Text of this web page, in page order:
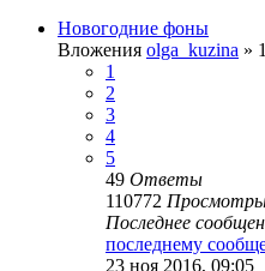
Новогодние фоны
Вложения olga_kuzina »
1
2
3
4
5
49 Ответы
110772
Последнее
последнему
23 ноя 2016, 09:05